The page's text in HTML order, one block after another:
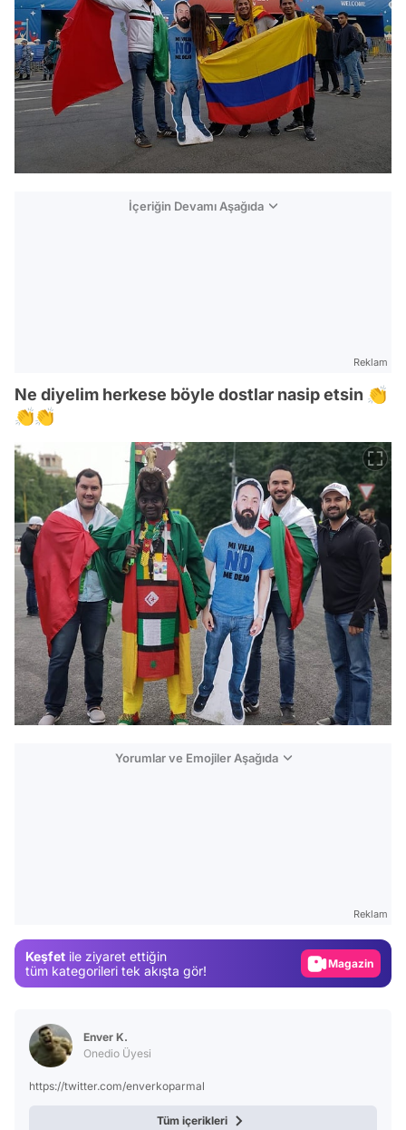
İçeriğin Devamı Aşağıda
Reklam
Ne diyelim herkese böyle dostlar nasip etsin 👏
👏👏
Yorumlar ve Emojiler Aşağıda
Reklam
Keşfet ile ziyaret ettiğin
tüm kategorileri tek akışta gör!
Magazin
Enver K.
Onedio Üyesi
https://twitter.com/enverkoparmal
Tüm içerikleri